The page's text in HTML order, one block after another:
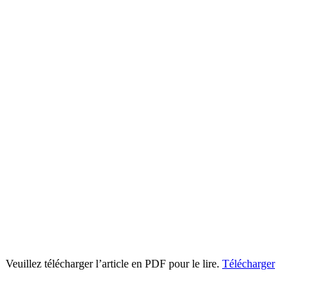
Veuillez télécharger l’article en PDF pour le lire. Télécharger